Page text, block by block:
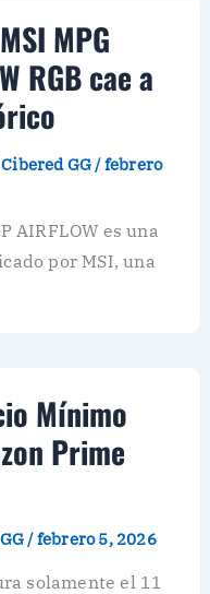
MPG
RGB cae a
Cibered GG/febrero
AIRFLOW es una
por MSI, una
Mínimo
Prime
/febrero 5, 2026
solamente el 11